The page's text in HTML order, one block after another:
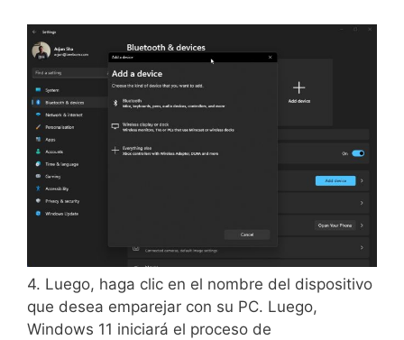
4. Luego, haga clic en el nombre del dispositivo
que desea emparejar con su PC. Luego,
Windows 11 iniciará el proceso de